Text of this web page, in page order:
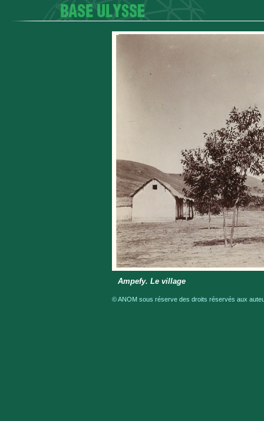
Ampefy. Le village
© ANOM sous réserve des droits réservés aux